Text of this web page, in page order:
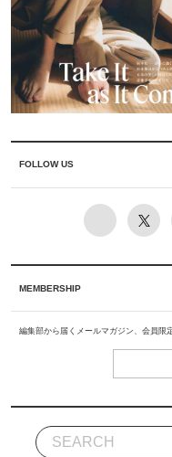
FOLLOW US
MEMBERSHIP
編集部から届くメールマガジン、会員限